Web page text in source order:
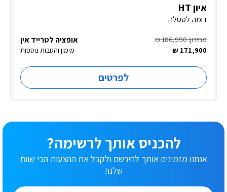
איון HT
דומה לטסלה
אופציה לטרייד אין
מחירון: 186,990 ₪
מימון והטבות נוספות
171,900 ₪
לפרטים
להכניס אותך לרשימה?
אנחנו מזמינים אותך להירשם ולקבל את ההצעות הכי שוות
שלנו!